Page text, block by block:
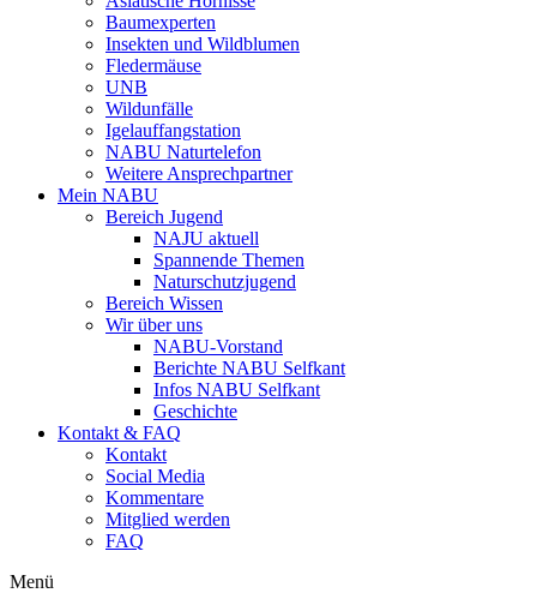
Baumexperten
Insekten und Wildblumen
Fledermäuse
UNB
Wildunfälle
Igelauffangstation
NABU Naturtelefon
Weitere Ansprechpartner
Mein NABU
Bereich Jugend
NAJU aktuell
Spannende Themen
Naturschutzjugend
Bereich Wissen
Wir über uns
NABU-Vorstand
Berichte NABU Selfkant
Infos NABU Selfkant
Geschichte
Kontakt & FAQ
Kontakt
Social Media
Kommentare
Mitglied werden
FAQ
Menü